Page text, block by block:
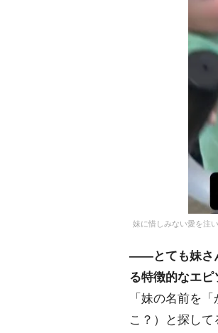
妹に惜しみない愛を注
――とても妹さ
る特徴的なエピ
「妹の名前を
こ？）と探して